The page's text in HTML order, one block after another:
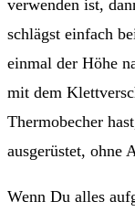
verwenden ist,
schlägst einfach
einmal der Höhe
mit dem
Thermobecher
ausgerüstet, ohne
Wenn Du alles